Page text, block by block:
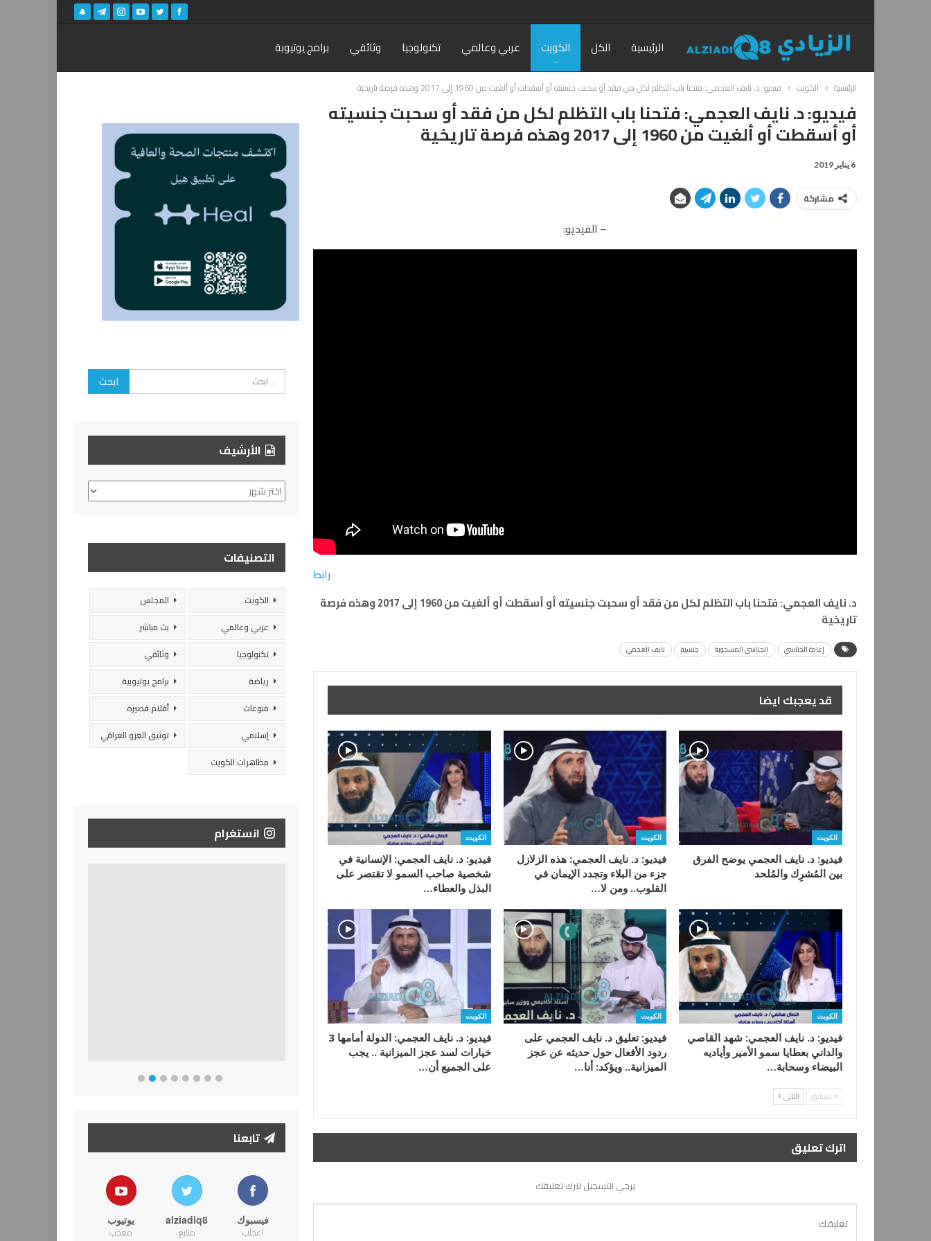
الرئيسية الكل الكويت عربي وعالمي تكنولوجيا وثائقي برامج يوتيوبة
الرئيسية الكويت فيديو: د. نايف العجمي: فتحنا باب التظلم لكل من فقد أو سحبت جنسيته أو أسقطت أو ألغيت من 1960 إلى 2017 وهذه فرصة تاريخية
فيديو: د. نايف العجمي: فتحنا باب التظلم لكل من فقد أو سحبت جنسيته
أو أسقطت أو ألغيت من 1960 إلى 2017 وهذه فرصة تاريخية
6 يناير 2019
مشاركة
– الفيديو:
رابط
د. نايف العجمي: فتحنا باب التظلم لكل من فقد أو سحبت جنسيته أو أسقطت أو ألغيت من 1960 إلى 2017 وهذه فرصة
تاريخية
إعادة الجناسي الجناسي المسحوبة جنسية نايف العجمي
قد يعجبك ايضا
الكويت
فيديو: د. نايف العجمي يوضح الفرق
بين المُشرِك والمُلحد
الكويت
فيديو: د. نايف العجمي: هذه الزلازل
جزء من البلاء وتجدد الإيمان في
القلوب.. ومن لا…
الكويت
فيديو: د. نايف العجمي: الإنسانية في
شخصية صاحب السمو لا تقتصر على
البذل والعطاء…
الكويت
فيديو: د. نايف العجمي: شهد القاصي
والداني بعطايا سمو الأمير وأياديه
البيضاء وسحابة…
الكويت
فيديو: تعليق د. نايف العجمي على
ردود الأفعال حول حديثه عن عجز
الميزانية.. ويؤكد: أنا…
الكويت
فيديو: د. نايف العجمي: الدولة أمامها 3
خيارات لسد عجز الميزانية .. يجب
على الجميع أن…
السابق التالي
اترك تعليق
يرجي التسجيل لترك تعليقك
الأرشيف
الأرشيف
التصنيفات
الكويت
المجلس
عربي وعالمي
بث مباشر
تكنولوجيا
وثائقي
رياضة
برامج يوتيوبية
منوعات
أفلام قصيرة
إسلامي
توثيق الغزو العراقي
مظاهرات الكويت
انستغرام
تابعنا
فيسبوك
اعجاب
alziadiq8
متابع
يوتيوب
معجب